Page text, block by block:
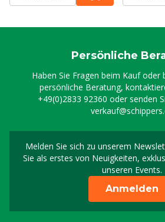
Persönliche
Haben Sie Fragen beim Kauf oder
persönliche Beratung,
+49(0)2833 92360 oder senden
Melden Sie sich zu unserem
Sie als erstes von Neuigkeiten,
unseren Events.
Anmelden